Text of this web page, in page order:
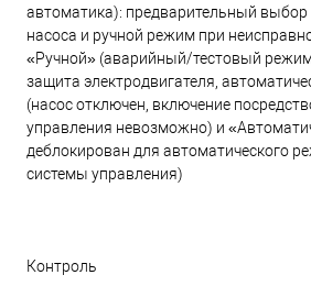
автоматика): предварительный
насоса и ручной режим при
«Ручной» (аварийный/тестовый режим
защита электродвигателя,
(насос отключен, включение
управления невозможно) и
деблокирован для автоматического
системы управления)
Контроль